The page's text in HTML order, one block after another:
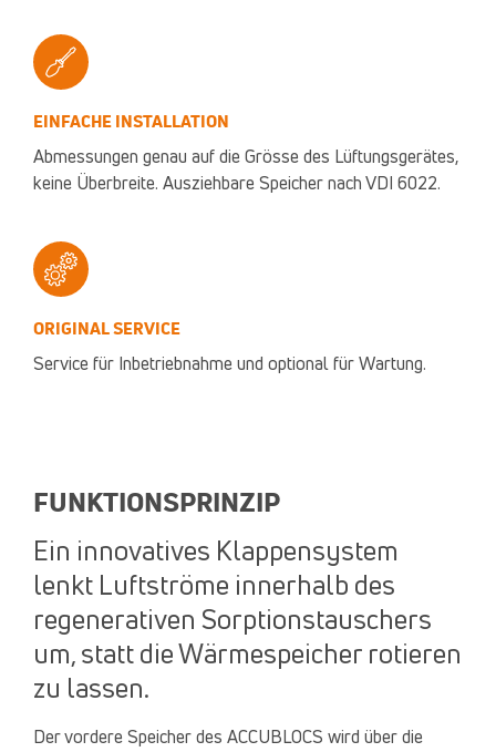
EINFACHE INSTALLATION
Abmessungen genau auf die Grösse des Lüftungsgerätes,
keine Überbreite. Ausziehbare Speicher nach VDI 6022.
ORIGINAL SERVICE
Service für Inbetriebnahme und optional für Wartung.
FUNKTIONSPRINZIP
Ein innovatives Klappensystem
lenkt Luftströme innerhalb des
regenerativen Sorptionstauschers
um, statt die Wärmespeicher rotieren
zu lassen.
Der vordere Speicher des ACCUBLOCS wird über die